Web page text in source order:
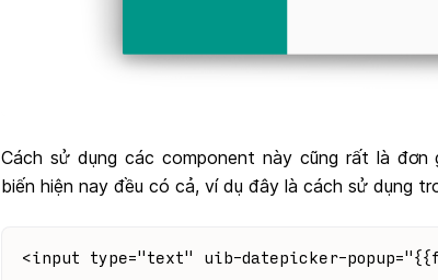
Cách sử dụng các component này cũng rất là
biến hiện nay đều có cả, ví dụ đây là cách sử dụng
<input type="text" uib-datepicker-